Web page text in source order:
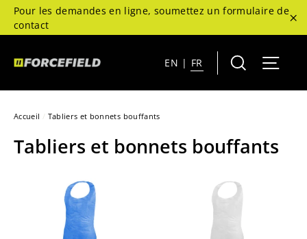
Passer
contenu
Pour les demandes en ligne, soumettez un formulaire de
contact
EN | FR Rechercher
Accueil / Tabliers et bonnets bouffants
Tabliers et bonnets bouffants